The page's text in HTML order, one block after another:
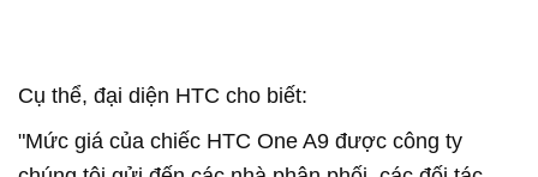
Cụ thể, đại diện HTC cho biết:
"Mức giá của chiếc HTC One A9 được công ty